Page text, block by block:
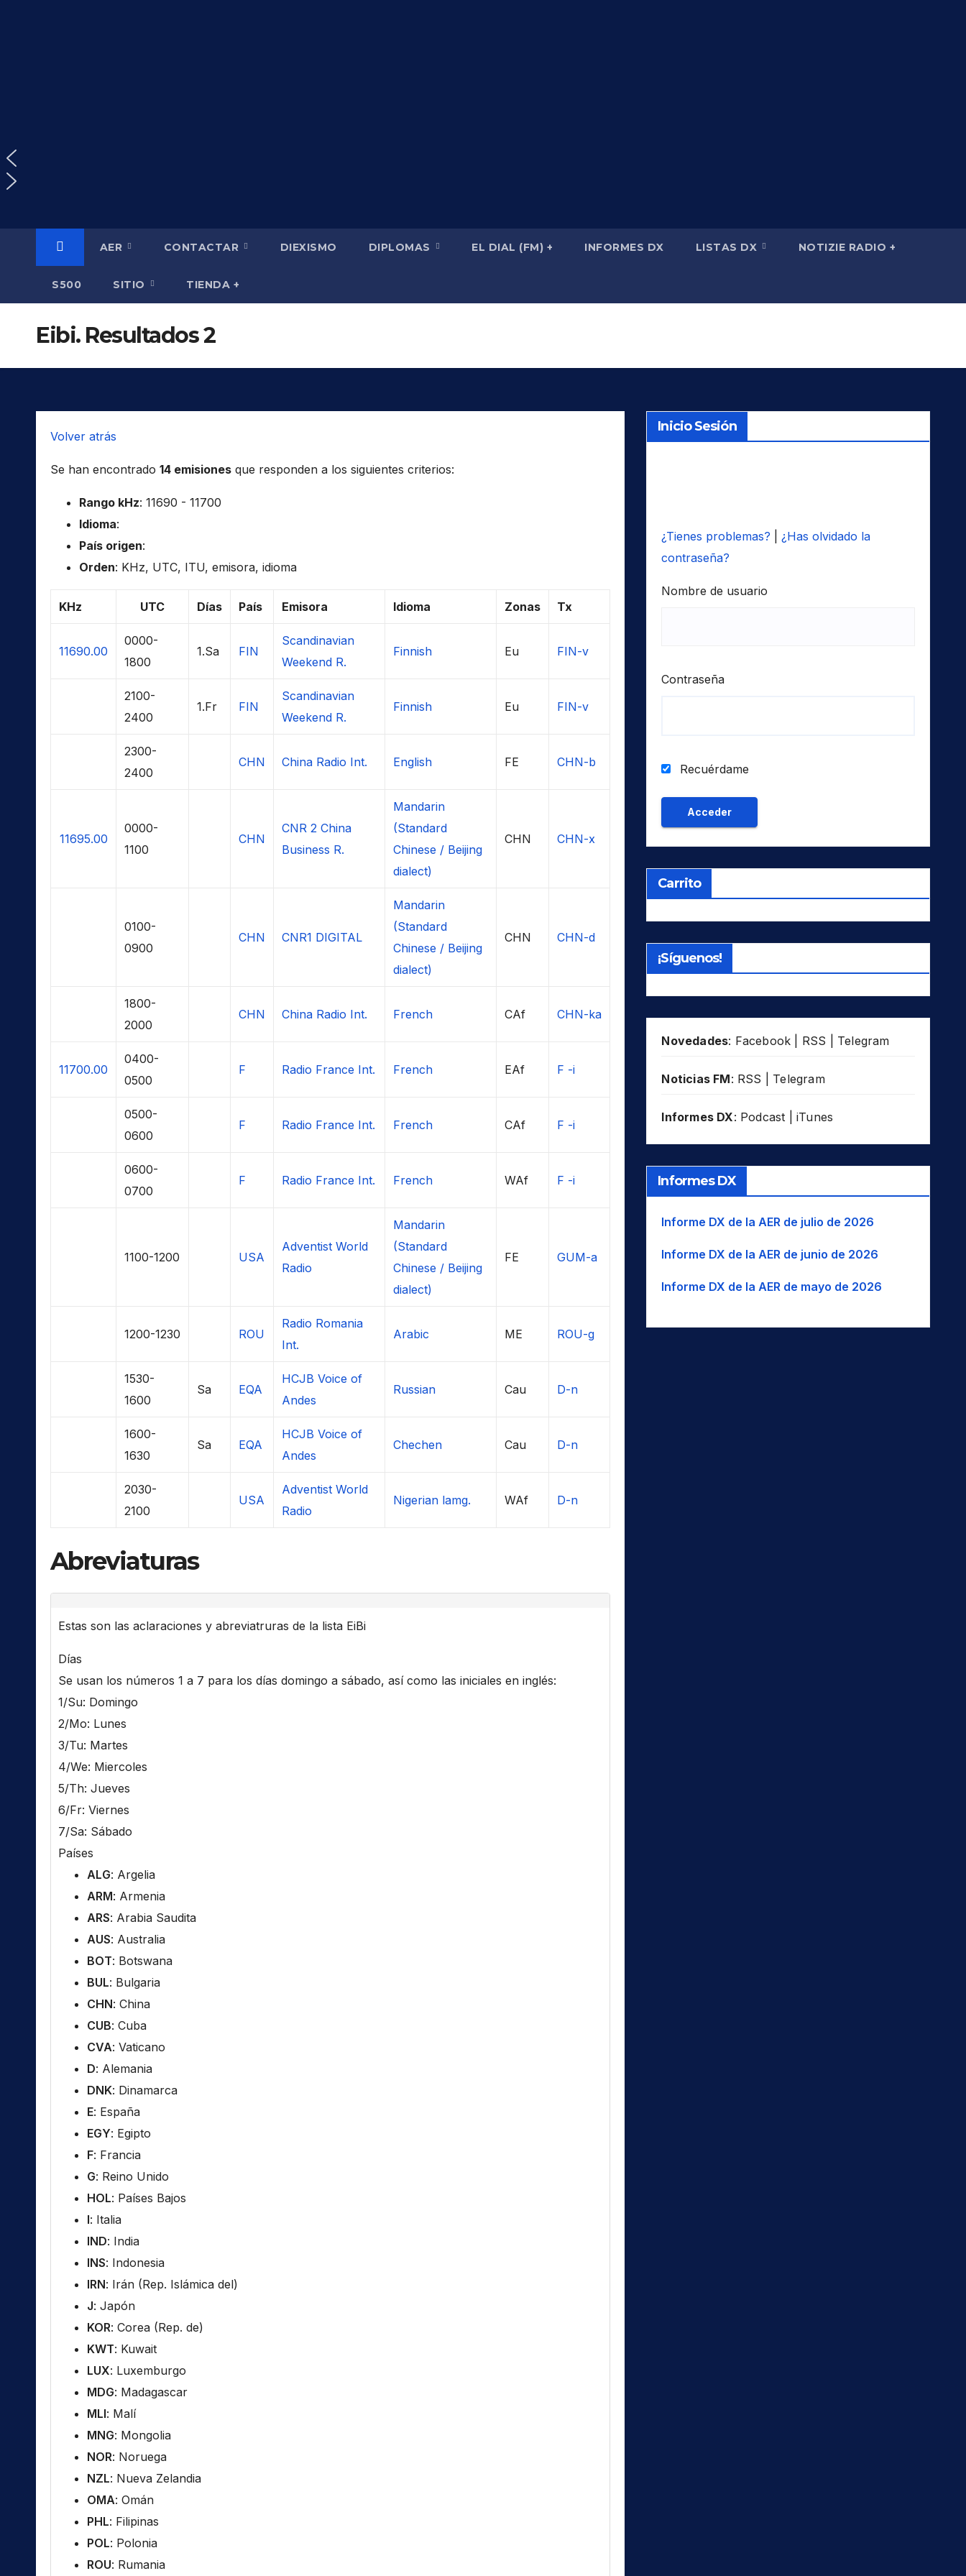
AER CONTACTAR DIEXISMO DIPLOMAS EL DIAL (FM) + INFORMES DX LISTAS DX NOTIZIE RADIO +
S500 SITIO TIENDA +
Eibi. Resultados 2
Volver atrás
Se han encontrado 14 emisiones que responden a los siguientes criterios:
Rango kHz: 11690 - 11700
Idioma:
País origen:
Orden: KHz, UTC, ITU, emisora, idioma
KHz UTC Días País Emisora Idioma Zonas Tx
11690.00
0000-
1800
1.Sa FIN
Scandinavian
Weekend R.
Finnish Eu FIN-v
2100-
2400
1.Fr FIN
Scandinavian
Weekend R.
Finnish Eu FIN-v
2300-
2400
CHN China Radio Int. English FE CHN-b
11695.00
0000-
1100
CHN
CNR 2 China
Business R.
Mandarin
(Standard
Chinese / Beijing
dialect)
CHN CHN-x
0100-
0900
CHN CNR1 DIGITAL
Mandarin
(Standard
Chinese / Beijing
dialect)
CHN CHN-d
1800-
2000
CHN China Radio Int. French CAf CHN-ka
11700.00
0400-
0500
F Radio France Int. French EAf F -i
0500-
0600
F Radio France Int. French CAf F -i
0600-
0700
F Radio France Int. French WAf F -i
1100-1200 USA
Adventist World
Radio
Mandarin
(Standard
Chinese / Beijing
dialect)
FE GUM-a
1200-1230 ROU
Radio Romania
Int.
Arabic ME ROU-g
1530-
1600
Sa EQA
HCJB Voice of
Andes
Russian Cau D-n
1600-
1630
Sa EQA
HCJB Voice of
Andes
Chechen Cau D-n
2030-
2100
USA
Adventist World
Radio
Nigerian lamg. WAf D-n
Abreviaturas
Estas son las aclaraciones y abreviatruras de la lista EiBi
Días
Se usan los números 1 a 7 para los días domingo a sábado, así como las iniciales en inglés:
1/Su: Domingo
2/Mo: Lunes
3/Tu: Martes
4/We: Miercoles
5/Th: Jueves
6/Fr: Viernes
7/Sa: Sábado
Países
ALG: Argelia
ARM: Armenia
ARS: Arabia Saudita
AUS: Australia
BOT: Botswana
BUL: Bulgaria
CHN: China
CUB: Cuba
CVA: Vaticano
D: Alemania
DNK: Dinamarca
E: España
EGY: Egipto
F: Francia
G: Reino Unido
HOL: Países Bajos
I: Italia
IND: India
INS: Indonesia
IRN: Irán (Rep. Islámica del)
J: Japón
KOR: Corea (Rep. de)
KWT: Kuwait
LUX: Luxemburgo
MDG: Madagascar
MLI: Malí
MNG: Mongolia
NOR: Noruega
NZL: Nueva Zelandia
OMA: Omán
PHL: Filipinas
POL: Polonia
ROU: Rumania
Inicio Sesión
¿Tienes problemas?
¿Has olvidado la
contraseña?
Nombre de usuario
Contraseña
Recuérdame
Carrito
¡Síguenos!
Novedades: Facebook RSS Telegram
Noticias FM: RSS Telegram
Informes DX: Podcast iTunes
Informes DX
Informe DX de la AER de julio de 2026
Informe DX de la AER de junio de 2026
Informe DX de la AER de mayo de 2026